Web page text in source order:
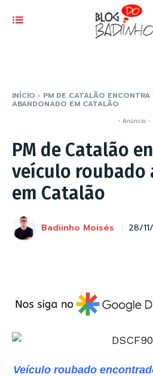
INÍCIO PM DE CATALÃO
ABANDONADO EM CATALÃO
- Anúncio -
PM de Catalão
veículo roubado
em Catalão
Badiinho Moisés 28/
Veículo roubado